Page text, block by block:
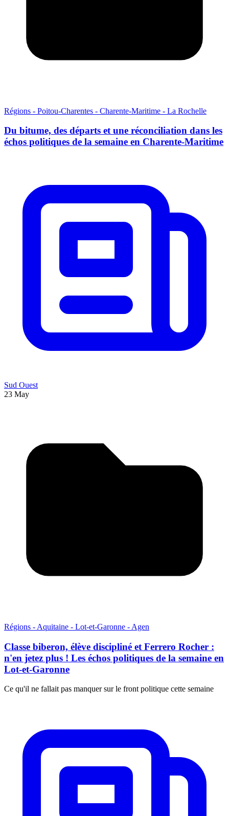
Régions - Poitou-Charentes - Charente-Maritime - La Rochelle
Du bitume, des départs et une réconciliation dans les
échos politiques de la semaine en Charente-Maritime
Sud Ouest
23 May
Régions - Aquitaine - Lot-et-Garonne - Agen
Classe biberon, élève discipliné et Ferrero Rocher :
n'en jetez plus ! Les échos politiques de la semaine en
Lot-et-Garonne
Ce qu'il ne fallait pas manquer sur le front politique cette semaine